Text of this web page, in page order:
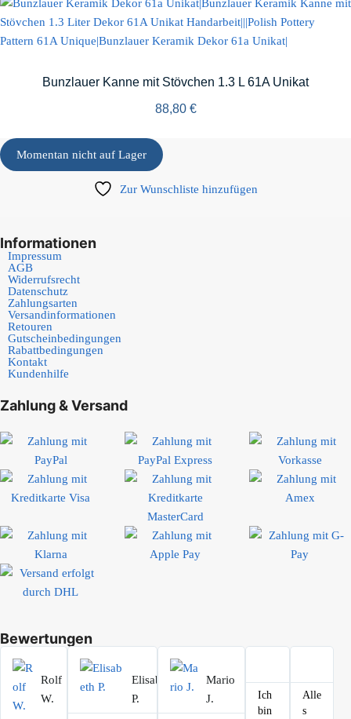
Bunzlauer Kanne mit Stövchen 1.3 L 61A Unikat
88,80 €
Momentan nicht auf Lager
Zur Wunschliste hinzufügen
Informationen
Impressum
AGB
Widerrufsrecht
Datenschutz
Zahlungsarten
Versandinformationen
Retouren
Gutscheinbedingungen
Rabattbedingungen
Kontakt
Kundenhilfe
Zahlung & Versand
Bewertungen
Rolf
W.
Elisabeth
P.
Mario
J.
Ich
bin
Alle
s